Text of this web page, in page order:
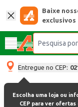
Baixe
exclusivos
Entregue no CEP:
Escolha uma loja ou
CEP para ver ofertas